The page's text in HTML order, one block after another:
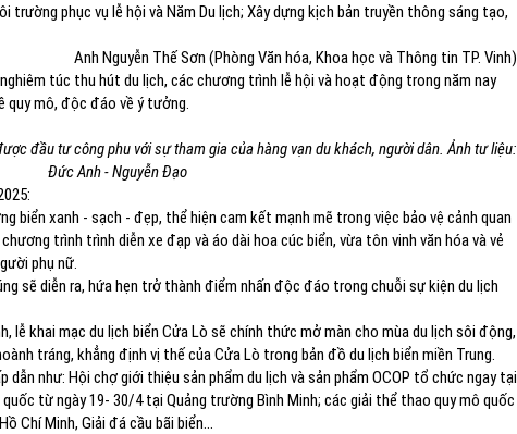
trường phục vụ lễ hội và Năm Du lịch; Xây dựng kịch bản truyền thông sáng tạo,
Anh Nguyễn Thế Sơn (Phòng Văn hóa, Khoa học và Thông tin TP. Vinh)
túc thu hút du lịch, các chương trình lễ hội và hoạt động trong năm nay
quy mô, độc đáo về ý tưởng.
đầu tư công phu với sự tham gia của hàng vạn du khách, người dân. Ảnh tư liệu:
Đức Anh - Nguyễn Đạo
biển xanh - sạch - đẹp, thể hiện cam kết mạnh mẽ trong việc bảo vệ cảnh quan
trình trình diễn xe đạp và áo dài hoa cúc biển, vừa tôn vinh văn hóa và vẻ
phụ nữ.
sẽ diễn ra, hứa hẹn trở thành điểm nhấn độc đáo trong chuỗi sự kiện du lịch
lễ khai mạc du lịch biển Cửa Lò sẽ chính thức mở màn cho mùa du lịch sôi động,
tráng, khẳng định vị thế của Cửa Lò trong bản đồ du lịch biển miền Trung.
dẫn như: Hội chợ giới thiệu sản phẩm du lịch và sản phẩm OCOP tổ chức ngay tại
từ ngày 19- 30/4 tại Quảng trường Bình Minh; các giải thể thao quy mô quốc
Chí Minh, Giải đá cầu bãi biển...